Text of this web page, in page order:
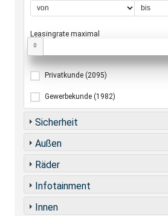
Leasingrate maximal
0
Privatkunde (2095)
Gewerbekunde (1982)
Sicherheit
Außen
Räder
Infotainment
Innen